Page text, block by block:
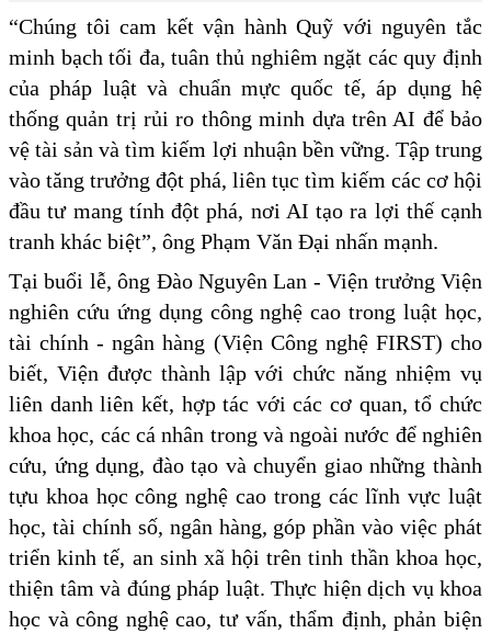
“Chúng tôi cam kết vận hành Quỹ với nguyên tắc
minh bạch tối đa, tuân thủ nghiêm ngặt các quy định
của pháp luật và chuẩn mực quốc tế, áp dụng hệ
thống quản trị rủi ro thông minh dựa trên AI để bảo
vệ tài sản và tìm kiếm lợi nhuận bền vững. Tập trung
vào tăng trưởng đột phá, liên tục tìm kiếm các cơ hội
đầu tư mang tính đột phá, nơi AI tạo ra lợi thế cạnh
tranh khác biệt”, ông Phạm Văn Đại nhấn mạnh.
Tại buổi lễ, ông Đào Nguyên Lan - Viện trưởng Viện
nghiên cứu ứng dụng công nghệ cao trong luật học,
tài chính - ngân hàng (Viện Công nghệ FIRST) cho
biết, Viện được thành lập với chức năng nhiệm vụ
liên danh liên kết, hợp tác với các cơ quan, tổ chức
khoa học, các cá nhân trong và ngoài nước để nghiên
cứu, ứng dụng, đào tạo và chuyển giao những thành
tựu khoa học công nghệ cao trong các lĩnh vực luật
học, tài chính số, ngân hàng, góp phần vào việc phát
triển kinh tế, an sinh xã hội trên tinh thần khoa học,
thiện tâm và đúng pháp luật. Thực hiện dịch vụ khoa
học và công nghệ cao, tư vấn, thẩm định, phản biện